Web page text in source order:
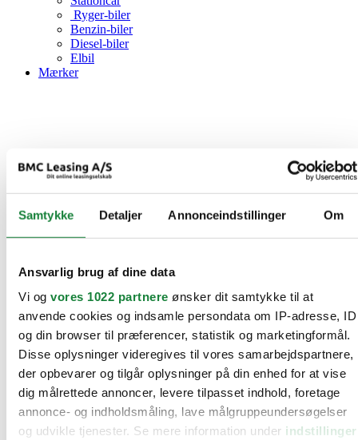
Samtykke Detaljer Annonceindstillinger Om
Ansvarlig brug af dine data
Vi og vores 1022 partnere ønsker dit samtykke til at
anvende cookies og indsamle persondata om IP-adresse, ID
og din browser til præferencer, statistik og marketingformål.
Disse oplysninger videregives til vores samarbejdspartnere,
der opbevarer og tilgår oplysninger på din enhed for at vise
dig målrettede annoncer, levere tilpasset indhold, foretage
annonce- og indholdsmåling, lave målgruppeundersøgelser
og udvikle tjenester. Se mere information under indstillinger
Ryger-biler
Benzin-biler
Diesel-biler
Elbil
Mærker